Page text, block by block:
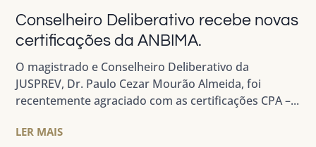
Conselheiro Deliberativo recebe novas
certificações da ANBIMA.
O magistrado e Conselheiro Deliberativo da
JUSPREV, Dr. Paulo Cezar Mourão Almeida, foi
recentemente agraciado com as certificações CPA –...
LER MAIS